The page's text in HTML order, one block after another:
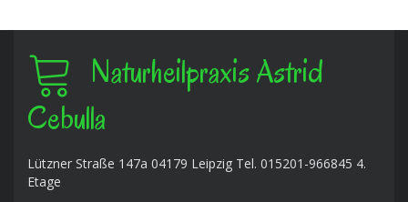
Naturheilpraxis Astrid
Cebulla
Lützner Straße 147a 04179 Leipzig Tel. 015201-966845 4.
Etage